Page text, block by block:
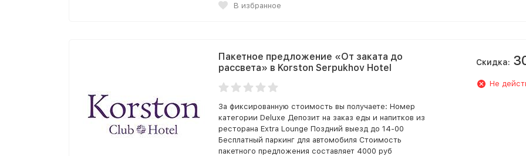
В избранное
Пакетное предложение «От заката до
рассвета» в Korston Serpukhov Hotel
За фиксированную стоимость вы получаете: Номер
категории Deluxe Депозит на заказ еды и напитков из
ресторана Extra Lounge Поздний выезд до 14-00
Бесплатный паркинг для автомобиля Стоимость
пакетного предложения составляет 4000 руб
Скидка:
Не